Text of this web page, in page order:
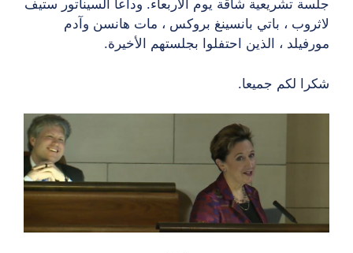
جلسة تشريعية شاقة يوم الأربعاء. وداعا السيناتور ستيف
لاثروب ، باتي بانسينغ بروكس ، مات هانسن وآدم
مورفيلد ، الذين احتفلوا بجلستهم الأخيرة.
شكرا لكم جميعا.